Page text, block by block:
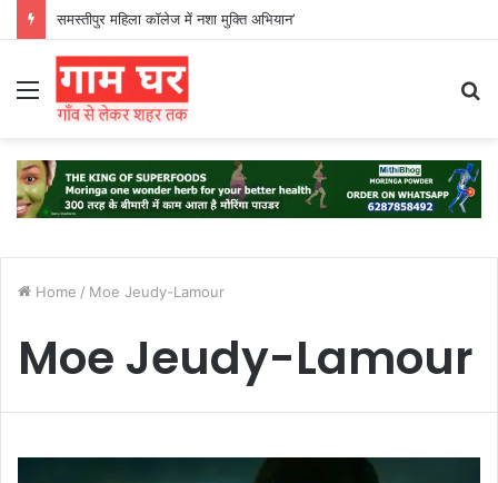
समस्तीपुर महिला कॉलेज में नशा मुक्ति अभियान’
Menu
Home / Moe Jeudy-Lamour
Moe Jeudy-Lamour